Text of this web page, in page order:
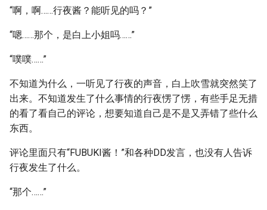
“啊，啊……行夜酱？能听见的吗？”
“嗯……那个，是白上小姐吗……”
“噗噗……”
不知道为什么，一听见了行夜的声音，白上吹雪就突然笑了
出来。不知道发生了什么事情的行夜愣了愣，有些手足无措
的看了看自己的评论，想要知道自己是不是又弄错了些什么
东西。
评论里面只有“FUBUKI酱！”和各种DD发言，也没有人告诉
行夜发生了什么。
“那个……”